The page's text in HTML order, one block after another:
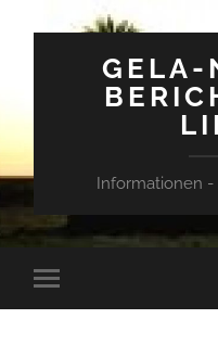
GELA-
Informationen
Mobile-
Menü